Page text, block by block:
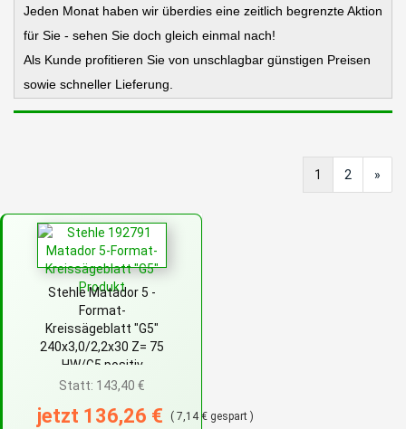
Jeden Monat haben wir überdies eine zeitlich begrenzte Aktion
für Sie - sehen Sie doch gleich einmal nach!
Als Kunde profitieren Sie von unschlagbar günstigen Preisen
sowie schneller Lieferung.
1 2 »
Stehle Matador 5 -
Format-
Kreissägeblatt "G5"
240x3,0/2,2x30 Z= 75
HW/G5 positiv
Statt: 143,40 €
jetzt 136,26 € ( 7,14 € gespart )